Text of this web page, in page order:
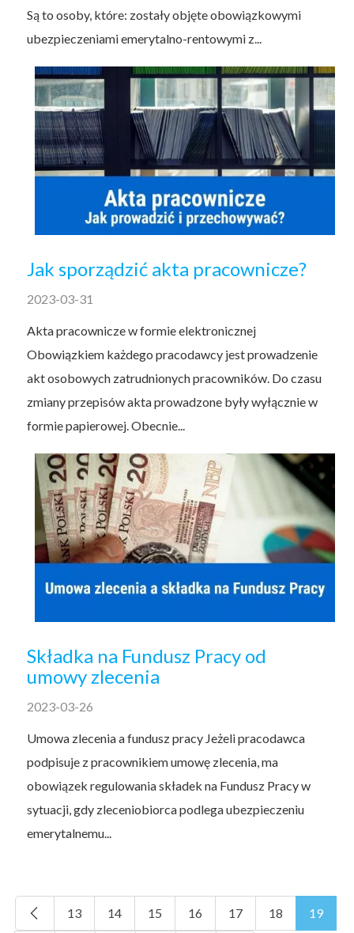
Są to osoby, które: zostały objęte obowiązkowymi
ubezpieczeniami emerytalno-rentowymi z...
Jak sporządzić akta pracownicze?
2023-03-31
Akta pracownicze w formie elektronicznej
Obowiązkiem każdego pracodawcy jest prowadzenie
akt osobowych zatrudnionych pracowników. Do czasu
zmiany przepisów akta prowadzone były wyłącznie w
formie papierowej. Obecnie...
Składka na Fundusz Pracy od
umowy zlecenia
2023-03-26
Umowa zlecenia a fundusz pracy Jeżeli pracodawca
podpisuje z pracownikiem umowę zlecenia, ma
obowiązek regulowania składek na Fundusz Pracy w
sytuacji, gdy zleceniobiorca podlega ubezpieczeniu
emerytalnemu...
13 14 15 16 17 18 19